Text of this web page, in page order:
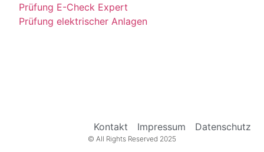
Prüfung E-Check Expert
Prüfung elektrischer Anlagen
Kontakt Impressum Datenschutz
© All Rights Reserved 2025